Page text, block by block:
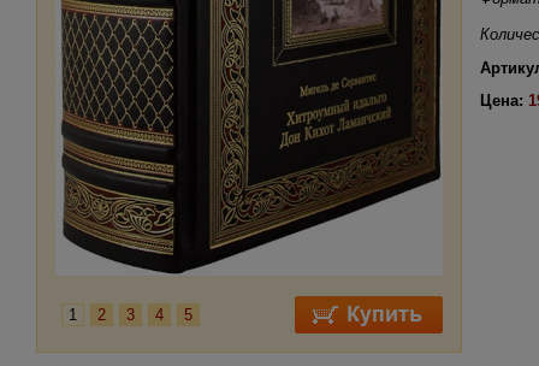
1 2 3 4 5
Цена: